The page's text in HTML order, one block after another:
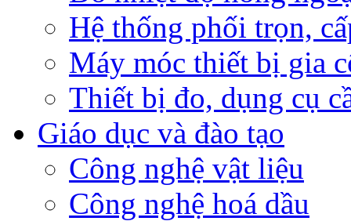
Hệ thống phối trọn,
Máy móc thiết bị gia
Thiết bị đo, dụng cụ
Giáo dục và đào tạo
Công nghệ vật liệu
Công nghệ hoá dầu